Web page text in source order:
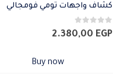
كشاف واجهات تومي فومجالي
0من 5 2.380,00 EGP
Buy now